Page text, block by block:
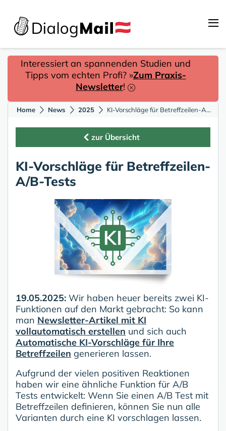
Interessiert an spannenden Studien und
Tipps vom echten Profi? »Zum Praxis-
Newsletter!
Home News 2025 KI-Vorschläge für Betreffzeilen-A/B-Tests
zur Übersicht
KI-Vorschläge für Betreffzeilen-
A/B-Tests
19.05.2025: Wir haben heuer bereits zwei KI-
Funktionen auf den Markt gebracht: So kann
man Newsletter-Artikel mit KI
vollautomatisch erstellen und sich auch
Automatische KI-Vorschläge für Ihre
Betreffzeilen generieren lassen.
Aufgrund der vielen positiven Reaktionen
haben wir eine ähnliche Funktion für A/B
Tests entwickelt: Wenn Sie einen A/B Test mit
Betreffzeilen definieren, können Sie nun alle
Varianten durch eine KI vorschlagen lassen.